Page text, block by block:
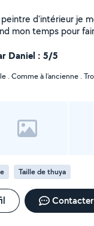
d'intérieur je
mon temps pour
haie
Daniel : 5/5
. Comme à l’ancienne .
Taille de thuya
Contacter